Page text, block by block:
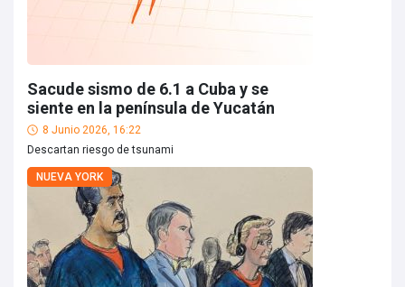
Sacude sismo de 6.1 a Cuba y se
siente en la península de Yucatán
8 Junio 2026, 16:22
Descartan riesgo de tsunami
NUEVA YORK